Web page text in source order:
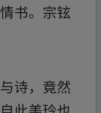
书。宗铉
诗，竟然